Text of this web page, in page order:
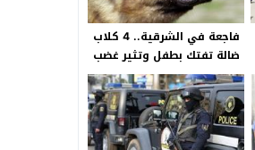
فاجعة في الشرقية.. 4 كلاب
ضالة تفتك بطفل وتثير غضب
الأهالي بالصالحية الجديدة